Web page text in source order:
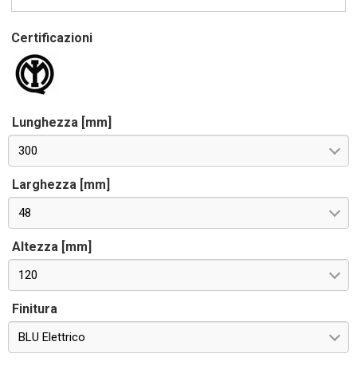
Certificazioni
Lunghezza [mm]
300
Larghezza [mm]
48
Altezza [mm]
120
Finitura
BLU Elettrico